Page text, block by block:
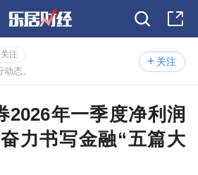
关注
注
态。
2026年一季度净利润
力书写金融“五篇大